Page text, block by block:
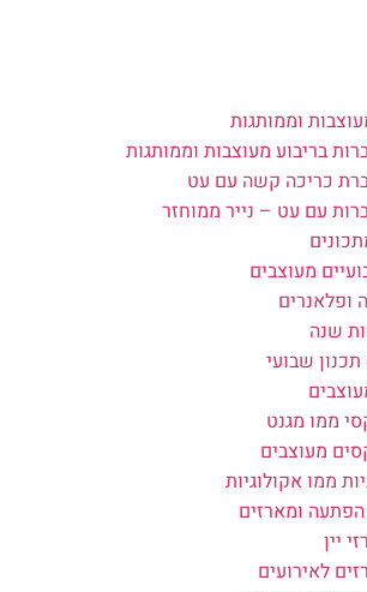
וממותגות
בריבוע מעוצבות וממותגות
כריכה קשה עם עט
עם עט – נייר ממוחזר
מעוצבים
ופלאנרים
שנה
תכנון שבועי
ממו מגנט
מעוצבים
ממו אקולוגיות
ומארזים
יין
לאירועים